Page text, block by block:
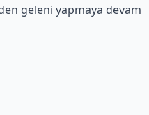
geleni yapmaya devam